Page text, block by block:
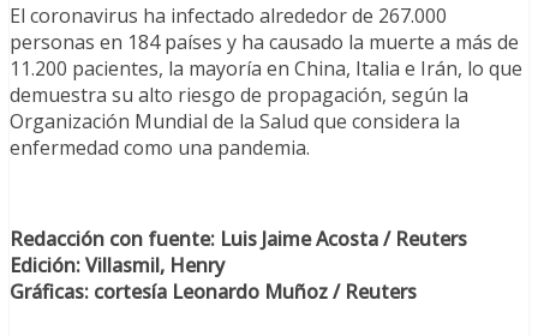
El coronavirus ha infectado alrededor de 267.000
personas en 184 países y ha causado la muerte a más de
11.200 pacientes, la mayoría en China, Italia e Irán, lo que
demuestra su alto riesgo de propagación, según la
Organización Mundial de la Salud que considera la
enfermedad como una pandemia.
Redacción con fuente: Luis Jaime Acosta / Reuters
Edición: Villasmil, Henry
Gráficas: cortesía Leonardo Muñoz / Reuters